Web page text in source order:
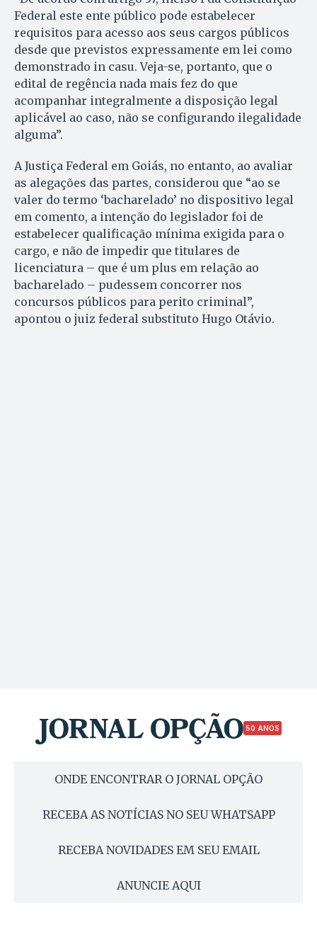
Federal este ente público pode estabelecer
requisitos para acesso aos seus cargos públicos
desde que previstos expressamente em lei como
demonstrado in casu. Veja-se, portanto, que o
edital de regência nada mais fez do que
acompanhar integralmente a disposição legal
aplicável ao caso, não se configurando ilegalidade
alguma”.
A Justiça Federal em Goiás, no entanto, ao avaliar
as alegações das partes, considerou que “ao se
valer do termo ‘bacharelado’ no dispositivo legal
em comento, a intenção do legislador foi de
estabelecer qualificação mínima exigida para o
cargo, e não de impedir que titulares de
licenciatura – que é um plus em relação ao
bacharelado – pudessem concorrer nos
concursos públicos para perito criminal”,
apontou o juiz federal substituto Hugo Otávio.
50 ANOS
ONDE ENCONTRAR O JORNAL OPÇÃO
RECEBA AS NOTÍCIAS NO SEU WHATSAPP
RECEBA NOVIDADES EM SEU EMAIL
ANUNCIE AQUI